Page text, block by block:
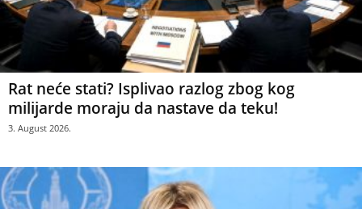
Rat neće stati? Isplivao razlog zbog kog
milijarde moraju da nastave da teku!
3. August 2026.